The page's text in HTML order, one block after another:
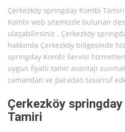
Çerkezköy springday Kombi
Kombi web sitemizde bulunan
ulaşabilirsiniz . Çerkezköy
hakkında Çerkezköy bölgesinde
springday Kombi Servisi
uygun fiyatlı tamir avantajı
zamandan ve paradan tasarruf
Çerkezköy
Tamiri